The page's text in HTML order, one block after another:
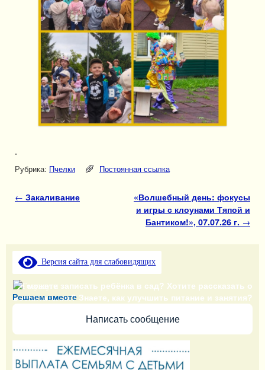
.
Рубрика: Пчелки Постоянная ссылка
Навигация по записям
← Закаливание
«Волшебный день: фокусы
и игры с клоунами Тяпой и
Бантиком!», 07.07.26 г. →
Версия сайта для слабовидящих
Решаем вместе
Не можете записать ребёнка в сад? Хотите рассказать о
воспитателях? Знаете, как улучшить питание и занятия?
Написать сообщение